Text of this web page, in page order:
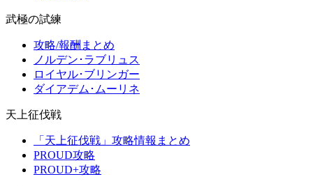
武極の試練
攻略/報酬まとめ
ノルデン･ラブリュス
ロイヤル･ブリンガー
ダイアデム･ムーリネ
天上征伐戦
「天上征伐戦」攻略情報まとめ
PROUD攻略
PROUD+攻略